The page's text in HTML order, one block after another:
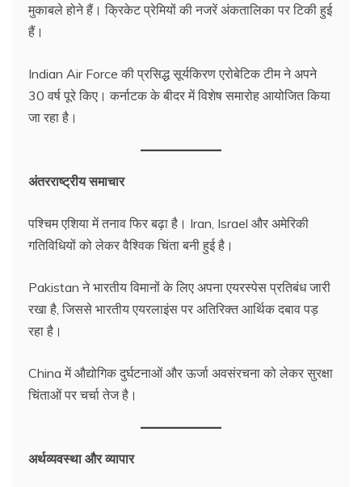
मुकाबले होने हैं। क्रिकेट प्रेमियों की नजरें अंकतालिका पर टिकी हुई
हैं।
Indian Air Force की प्रसिद्ध सूर्यकिरण एरोबेटिक टीम ने अपने
30 वर्ष पूरे किए। कर्नाटक के बीदर में विशेष समारोह आयोजित किया
जा रहा है।
अंतरराष्ट्रीय समाचार
पश्चिम एशिया में तनाव फिर बढ़ा है। Iran, Israel और अमेरिकी
गतिविधियों को लेकर वैश्विक चिंता बनी हुई है।
Pakistan ने भारतीय विमानों के लिए अपना एयरस्पेस प्रतिबंध जारी
रखा है, जिससे भारतीय एयरलाइंस पर अतिरिक्त आर्थिक दबाव पड़
रहा है।
China में औद्योगिक दुर्घटनाओं और ऊर्जा अवसंरचना को लेकर सुरक्षा
चिंताओं पर चर्चा तेज है।
अर्थव्यवस्था और व्यापार